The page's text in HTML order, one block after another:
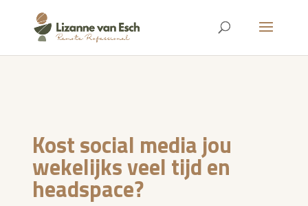
Kost social media jou
wekelijks veel tijd en
headspace?